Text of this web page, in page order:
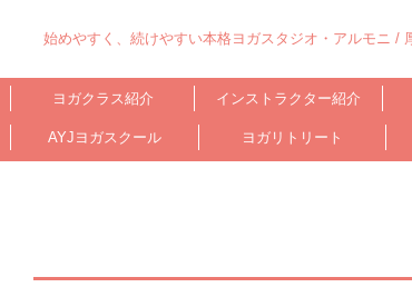
始めやすく、続けやすい本格ヨガスタジオ・アルモニ /
ヨガクラス紹介 インストラクター紹介
AYJヨガスクール ヨガリトリート